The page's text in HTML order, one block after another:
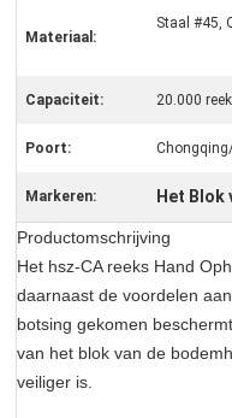
Materiaal:
Staal #45,
Capaciteit: 20.000
Poort:
Markeren: Het Blok
Productomschrijving
Het hsz-CA reeks Hand
daarnaast de voordelen
botsing gekomen
van het blok van de
veiliger is.